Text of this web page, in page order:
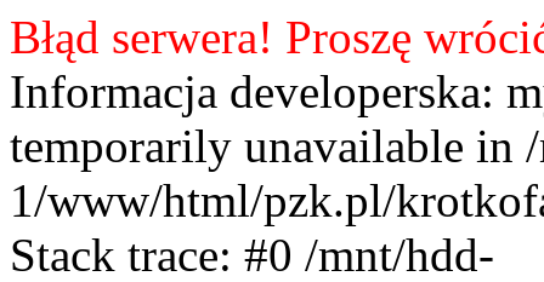
Błąd serwera! Proszę
Informacja developerska:
temporarily unavailable in
1/www/html/pzk.pl/
Stack trace: #0 /mnt/hdd-